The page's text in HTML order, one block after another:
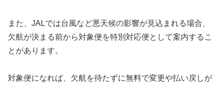
また、JALでは台風など悪天候の影響が見込まれる場合、
欠航が決まる前から対象便を特別対応便として案内するこ
とがあります。
対象便になれば、欠航を待たずに無料で変更や払い戻しが